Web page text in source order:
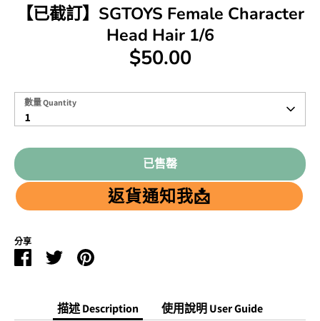
【已截訂】SGTOYS Female Character
Head Hair 1/6
$50.00
數
Quantity
1
數量 Quantity
已售罄
返貨通知我📩
分享
Facebook
分
TwitterPinterest
描述 Description
使用說明 User Guide